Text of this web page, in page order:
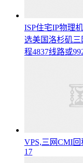
ISP住宅IP物理
选美国洛杉矶
程4837线路或
VPS,三网CMI
17